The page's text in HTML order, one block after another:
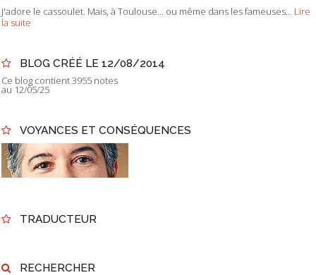
J'adore le cassoulet. Mais, à Toulouse... ou même dans les fameuses...
Lire
la suite
BLOG CRÉÉ LE 12/08/2014
Ce blog contient 3955 notes
au 12/05/25
VOYANCES ET CONSÉQUENCES
TRADUCTEUR
RECHERCHER